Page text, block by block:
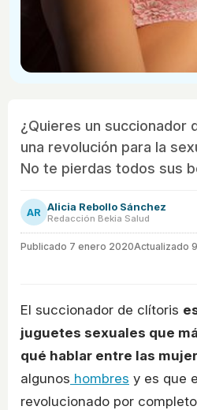
¿Quieres un succionador
una revolución para la
No te pierdas todos sus
AR Alicia Rebollo Sánchez
Redacción Bekia Salud
Publicado 7 enero 2020Actualizado
El succionador de clítoris
juguetes sexuales que
qué hablar entre las
algunos hombres y es que
revolucionado por